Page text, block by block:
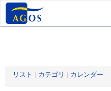
リスト カテゴリ カレンダー